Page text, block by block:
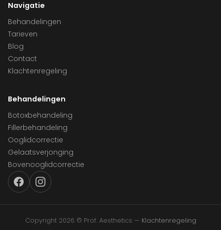
Navigatie
Behandelingen
Tarieven
Blog
Contact
Klachtenregeling
Behandelingen
Botoxbehandeling
Fillerbehandeling
Ooglidcorrectie
Gelaatsverjonging
Bovenooglidcorrectie
Copyright 2026 © Prof. Aesthetics — Klachtenregeling